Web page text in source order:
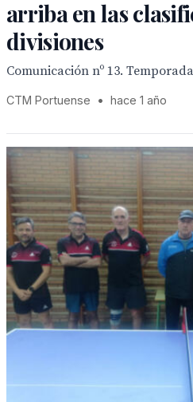
arriba en las
divisiones
Comunicación nº 13.
CTM Portuense • hace 1 año